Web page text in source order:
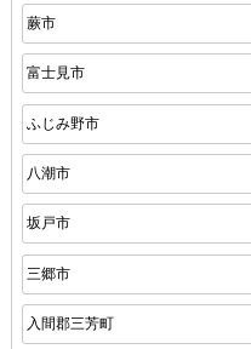
蕨市
富士見市
ふじみ野市
八潮市
坂戸市
三郷市
入間郡三芳町